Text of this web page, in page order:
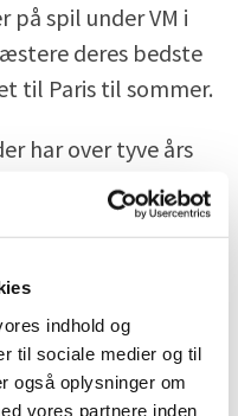
indhold og
til sociale medier og til
også oplysninger om
vores partnere inden
på spil under VM i
deres bedste
til Paris til sommer.
har over tyve års
er der en stor
syv
deres topniveau, så
sig, og